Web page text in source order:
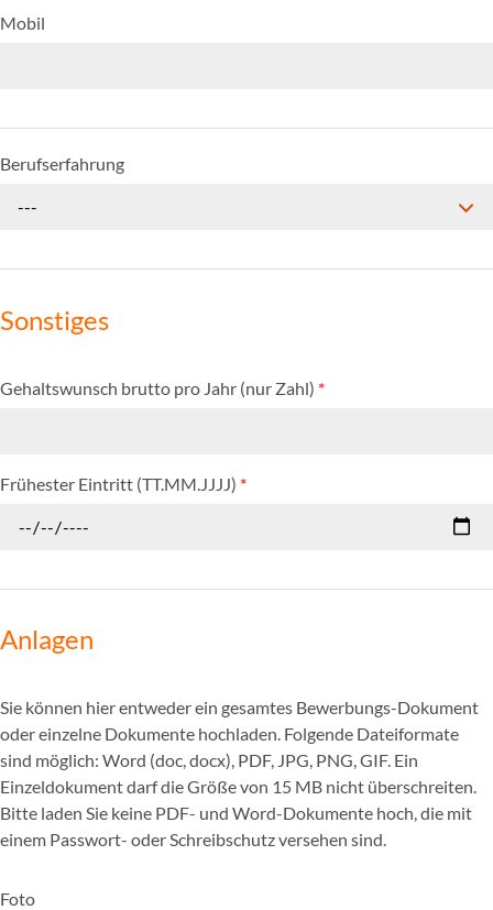
Mobil
Berufserfahrung
---
Sonstiges
Gehaltswunsch brutto pro Jahr (nur Zahl) *
Frühester Eintritt (TT.MM.JJJJ) *
Anlagen
Sie können hier entweder ein gesamtes Bewerbungs-Dokument
oder einzelne Dokumente hochladen. Folgende Dateiformate
sind möglich: Word (doc, docx), PDF, JPG, PNG, GIF. Ein
Einzeldokument darf die Größe von 15 MB nicht überschreiten.
Bitte laden Sie keine PDF- und Word-Dokumente hoch, die mit
einem Passwort- oder Schreibschutz versehen sind.
Foto